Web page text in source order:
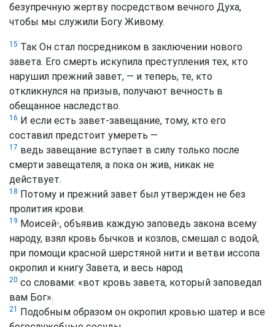
безупречную жертву посредством вечного Духа,
чтобы мы служили Богу Живому.
15 Так Он стал посредником в заключении нового
завета. Его смерть искупила преступления тех, кто
нарушил прежний завет, — и теперь, те, кто
откликнулся на призыв, получают вечность в
обещанное наследство.
16 И если есть завет-завещание, тому, кто его
составил предстоит умереть —
17 ведь завещание вступает в силу только после
смерти завещателя, а пока он жив, никак не
действует.
18 Потому и прежний завет был утвержден не без
пролития крови.
19 Моисей*, объявив каждую заповедь закона всему
народу, взял кровь бычков и козлов, смешал с водой,
при помощи красной шерстяной нити и ветви иссопа
окропил и книгу Завета, и весь народ
20 со словами: «вот кровь завета, который заповедал
вам Бог».
21 Подобным образом он окропил кровью шатер и все